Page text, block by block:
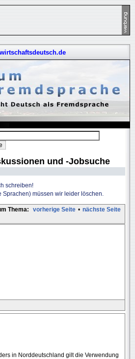
wirtschaftsdeutsch.de
und -Jobsuche
schreiben!
müssen wir leider löschen.
Thema: vorherige Seite • nächste Seite
in Norddeutschland gilt die Verwendung